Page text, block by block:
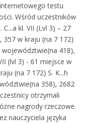
testu
Wśród uczestników
kl. VII (Lvl 3) – 27
w kraju (na 7 172)
województwie(na 418),
(lvl 3) - 61 miejsce w
(na 7 172) S. K...h
358), 2682
otrzymali
nagrody rzeczowe.
nauczyciela języka